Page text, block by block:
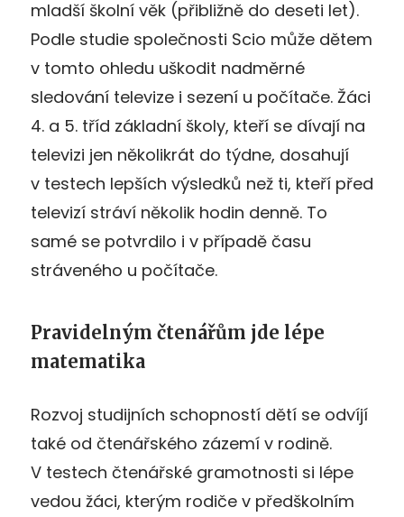
mladší školní věk (přibližně do deseti let).
Podle studie společnosti Scio může dětem
v tomto ohledu uškodit nadměrné
sledování televize i sezení u počítače. Žáci
4. a 5. tříd základní školy, kteří se dívají na
televizi jen několikrát do týdne, dosahují
v testech lepších výsledků než ti, kteří před
televizí stráví několik hodin denně. To
samé se potvrdilo i v případě času
stráveného u počítače.
Pravidelným čtenářům jde lépe
matematika
Rozvoj studijních schopností dětí se odvíjí
také od čtenářského zázemí v rodině.
V testech čtenářské gramotnosti si lépe
vedou žáci, kterým rodiče v předškolním